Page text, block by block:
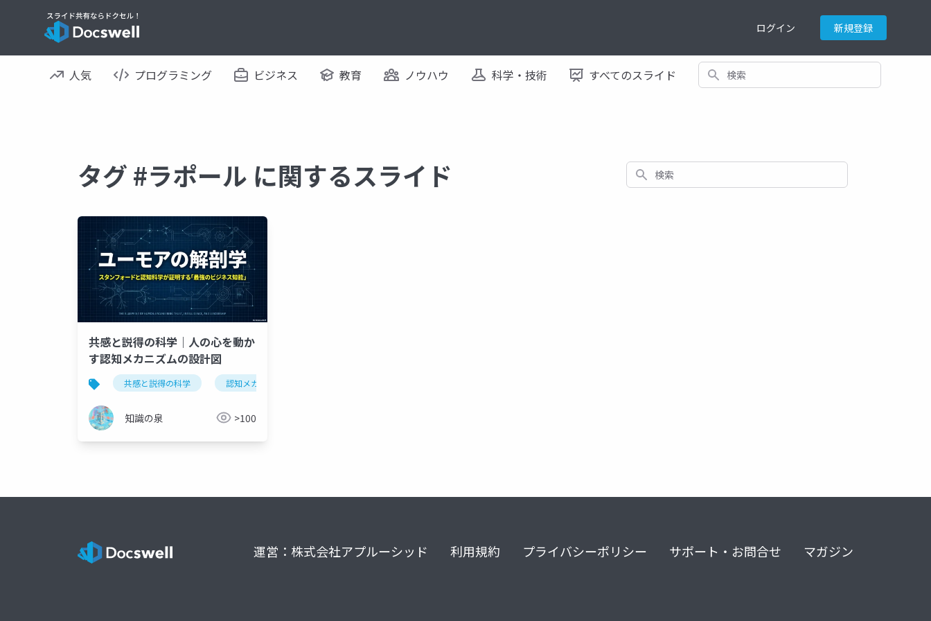
ログイン 新規登録
人気 プログラミング ビジネス 教育 ノウハウ 科学・技術 すべてのスライド 検索
タグ #ラポール に関するスライド 検索
共感と説得の科学｜人の心を動か
す認知メカニズムの設計図
共感と説得の科学 認知メカニズム
知識の泉 >100
運営：株式会社アプルーシッド 利用規約 プライバシーポリシー サポート・お問合せ マガジン